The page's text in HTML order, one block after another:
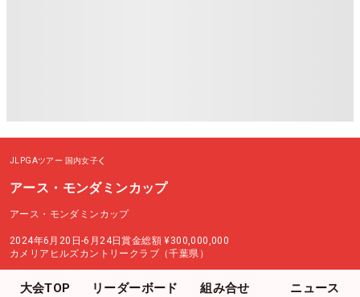
JLPGAツアー 国内女子
アース・モンダミンカップ
アース・モンダミンカップ
2024年6月20日-6月24日賞金総額 ¥300,000,000
カメリアヒルズカントリークラブ（千葉県）
大会TOP リーダーボード 組み合せ ニュース